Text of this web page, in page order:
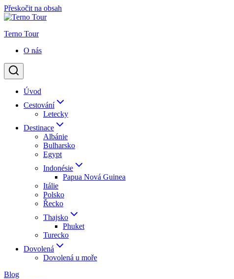
Přeskočit na obsah
Terno Tour
O nás
Úvod
Cestování
Letecky
Destinace
Albánie
Bulharsko
Egypt
Indonésie
Papua Nová Guinea
Itálie
Polsko
Řecko
Thajsko
Phuket
Turecko
Dovolená
Dovolená u moře
Blog